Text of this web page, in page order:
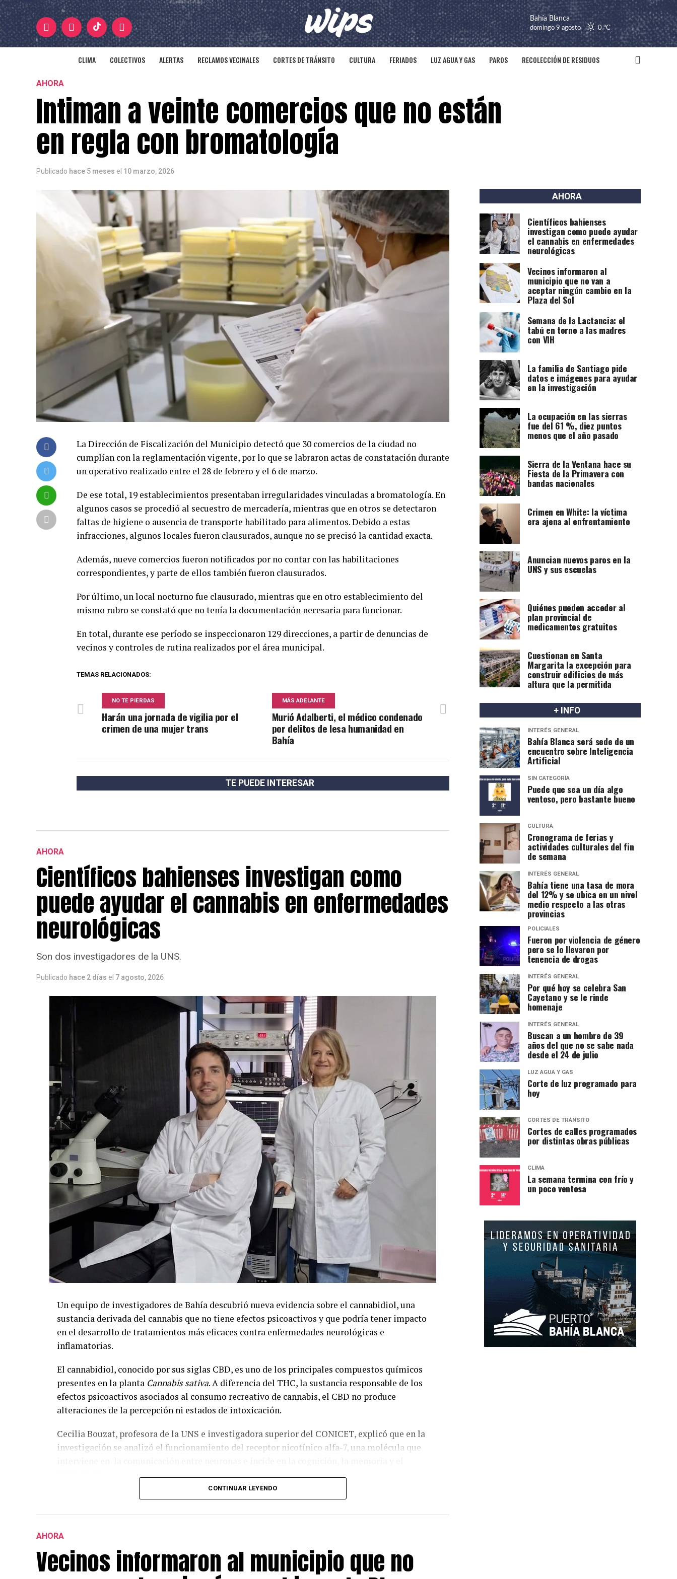
Bahía Blanca
domingo 9 agosto 0 °C
CLIMA COLECTIVOS ALERTAS RECLAMOS VECINALES CORTES DE TRÁNSITO CULTURA FERIADOS LUZ AGUA Y GAS PAROS RECOLECCIÓN DE RESIDUOS
AHORA
Intiman a veinte comercios que no están
en regla con bromatología
Publicado hace 5 meses el 10 marzo, 2026
La Dirección de Fiscalización del Municipio detectó que 30 comercios de la ciudad no
cumplían con la reglamentación vigente, por lo que se labraron actas de constatación durante
un operativo realizado entre el 28 de febrero y el 6 de marzo.
De ese total, 19 establecimientos presentaban irregularidades vinculadas a bromatología. En
algunos casos se procedió al secuestro de mercadería, mientras que en otros se detectaron
faltas de higiene o ausencia de transporte habilitado para alimentos. Debido a estas
infracciones, algunos locales fueron clausurados, aunque no se precisó la cantidad exacta.
Además, nueve comercios fueron notificados por no contar con las habilitaciones
correspondientes, y parte de ellos también fueron clausurados.
Por último, un local nocturno fue clausurado, mientras que en otro establecimiento del
mismo rubro se constató que no tenía la documentación necesaria para funcionar.
En total, durante ese período se inspeccionaron 129 direcciones, a partir de denuncias de
vecinos y controles de rutina realizados por el área municipal.
TEMAS RELACIONADOS:
MÁS ADELANTE
Murió Adalberti, el médico condenado
por delitos de lesa humanidad en
Bahía
NO TE PIERDAS
Harán una jornada de vigilia por el
crimen de una mujer trans
TE PUEDE INTERESAR
AHORA
Científicos bahienses investigan como
puede ayudar el cannabis en enfermedades
neurológicas
Son dos investigadores de la UNS.
Publicado hace 2 días el 7 agosto, 2026
Un equipo de investigadores de Bahía descubrió nueva evidencia sobre el cannabidiol, una
sustancia derivada del cannabis que no tiene efectos psicoactivos y que podría tener impacto
en el desarrollo de tratamientos más eficaces contra enfermedades neurológicas e
inflamatorias.
El cannabidiol, conocido por sus siglas CBD, es uno de los principales compuestos químicos
presentes en la planta Cannabis sativa. A diferencia del THC, la sustancia responsable de los
efectos psicoactivos asociados al consumo recreativo de cannabis, el CBD no produce
alteraciones de la percepción ni estados de intoxicación.
Cecilia Bouzat, profesora de la UNS e investigadora superior del CONICET, explicó que en la
investigación se analizó el funcionamiento del receptor nicotínico alfa-7, una molécula que
Según explicó, “todavía no hay fármacos específicos para este receptor. Por eso lo estamos
estudiando: hay evidencias claras de que activarlo o potenciarlo enlentece y disminuye los
memoria y cognición se ve favorecido cuando el receptor se activa”, remarcó.
“Esto es ciencia básica, pero es conocimiento fundamental para que, más adelante, pueda
traducirse en el desarrollo de fármacos utilizables”.
CONTINUAR LEYENDO
AHORA
Vecinos informaron al municipio que no
AHORA
Científicos bahienses
investigan como puede ayudar
el cannabis en enfermedades
neurológicas
Vecinos informaron al
municipio que no van a
aceptar ningún cambio en la
Plaza del Sol
Semana de la Lactancia: el
tabú en torno a las madres
con VIH
La familia de Santiago pide
datos e imágenes para ayudar
en la investigación
La ocupación en las sierras
fue del 61 %, diez puntos
menos que el año pasado
Sierra de la Ventana hace su
Fiesta de la Primavera con
bandas nacionales
Crimen en White: la víctima
era ajena al enfrentamiento
Anuncian nuevos paros en la
UNS y sus escuelas
Quiénes pueden acceder al
plan provincial de
medicamentos gratuitos
Cuestionan en Santa
Margarita la excepción para
construir edificios de más
altura que la permitida
+ INFO
INTERÉS GENERAL
Bahía Blanca será sede de un
encuentro sobre Inteligencia
Artificial
SIN CATEGORÍA
Puede que sea un día algo
ventoso, pero bastante bueno
CULTURA
Cronograma de ferias y
actividades culturales del fin
de semana
INTERÉS GENERAL
Bahía tiene una tasa de mora
del 12% y se ubica en un nivel
medio respecto a las otras
provincias
POLICIALES
Fueron por violencia de género
pero se lo llevaron por
tenencia de drogas
INTERÉS GENERAL
Por qué hoy se celebra San
Cayetano y se le rinde
homenaje
INTERÉS GENERAL
Buscan a un hombre de 39
años del que no se sabe nada
desde el 24 de julio
LUZ AGUA Y GAS
Corte de luz programado para
hoy
CORTES DE TRÁNSITO
Cortes de calles programados
por distintas obras públicas
CLIMA
La semana termina con frío y
un poco ventosa